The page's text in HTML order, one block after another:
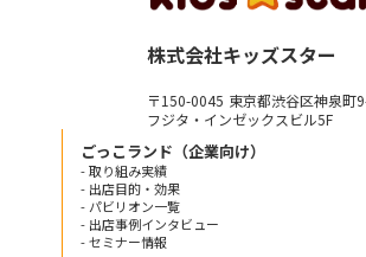
株式会社キッズスター
〒150-0045 東京都渋谷区神泉町
フジタ・インゼックスビル5F
ごっこランド（企業向け）
- 取り組み実績
- 出店目的・効果
- パビリオン一覧
- 出店事例インタビュー
- セミナー情報